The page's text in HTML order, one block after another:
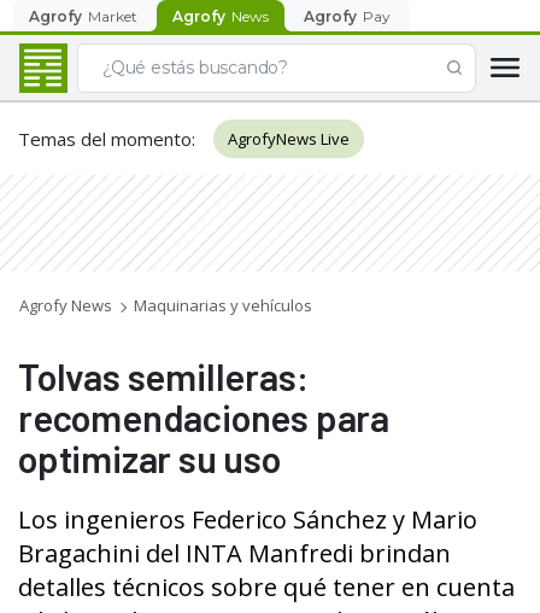
Agrofy Market Agrofy News Agrofy Pay
Temas del momento: AgrofyNews Live
Agrofy News Maquinarias y vehículos
Tolvas semilleras:
recomendaciones para
optimizar su uso
Los ingenieros Federico Sánchez y Mario
Bragachini del INTA Manfredi brindan
detalles técnicos sobre qué tener en cuenta